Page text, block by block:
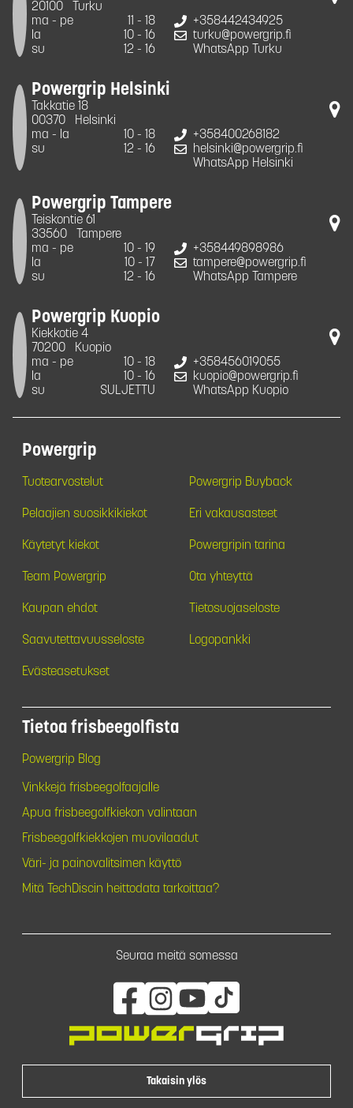
20100
Turku
ma - pe
11 - 18
la
10 - 16
su
12 - 16
+358442434925
turku@powergrip.fi
WhatsApp Turku
Powergrip Helsinki
Takkatie 18
00370
Helsinki
ma - la
10 - 18
su
12 - 16
+358400268182
helsinki@powergrip.fi
WhatsApp Helsinki
Powergrip Tampere
Teiskontie 61
33560
Tampere
ma - pe
10 - 19
la
10 - 17
su
12 - 16
+358449898986
tampere@powergrip.fi
WhatsApp Tampere
Powergrip Kuopio
Kiekkotie 4
70200
Kuopio
ma - pe
10 - 18
la
10 - 16
su
SULJETTU
+358456019055
kuopio@powergrip.fi
WhatsApp Kuopio
Powergrip
Tuotearvostelut Powergrip Buyback
Pelaajien suosikkikiekot Eri vakausasteet
Käytetyt kiekot Powergripin tarina
Team Powergrip Ota yhteyttä
Kaupan ehdot Tietosuojaseloste
Saavutettavuusseloste Logopankki
Evästeasetukset
Tietoa frisbeegolfista
Powergrip Blog
Vinkkejä frisbeegolfaajalle
Apua frisbeegolfkiekon valintaan
Frisbeegolfkiekkojen muovilaadut
Väri- ja painovalitsimen käyttö
Mitä TechDiscin heittodata tarkoittaa?
Seuraa meitä somessa
Takaisin ylös